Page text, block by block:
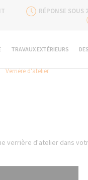
RÉPONSE SOUS
TRAVAUX EXTÉRIEURS
Verrière d'atelier
verrière d'atelier dans